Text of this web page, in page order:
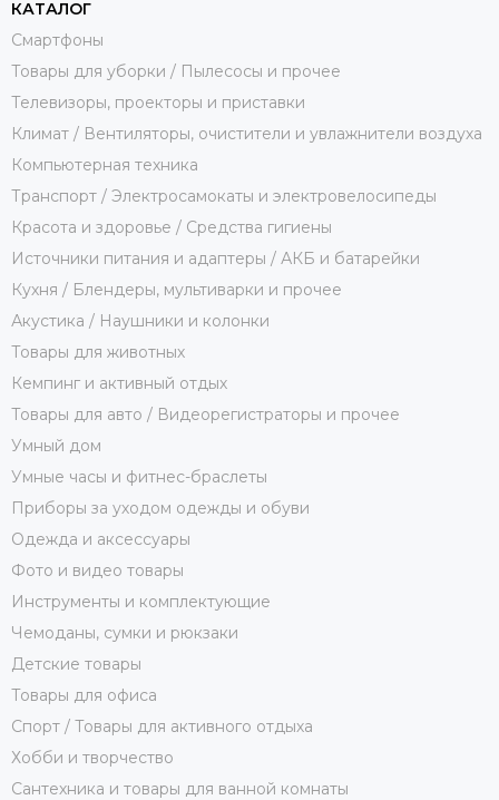
КАТАЛОГ
Смартфоны
Товары для уборки / Пылесосы и прочее
Телевизоры, проекторы и приставки
Климат / Вентиляторы, очистители и увлажнители воздуха
Компьютерная техника
Транспорт / Электросамокаты и электровелосипеды
Красота и здоровье / Средства гигиены
Источники питания и адаптеры / АКБ и батарейки
Кухня / Блендеры, мультиварки и прочее
Акустика / Наушники и колонки
Товары для животных
Кемпинг и активный отдых
Товары для авто / Видеорегистраторы и прочее
Умный дом
Умные часы и фитнес-браслеты
Приборы за уходом одежды и обуви
Одежда и аксессуары
Фото и видео товары
Инструменты и комплектующие
Чемоданы, сумки и рюкзаки
Детские товары
Товары для офиса
Спорт / Товары для активного отдыха
Хобби и творчество
Сантехника и товары для ванной комнаты